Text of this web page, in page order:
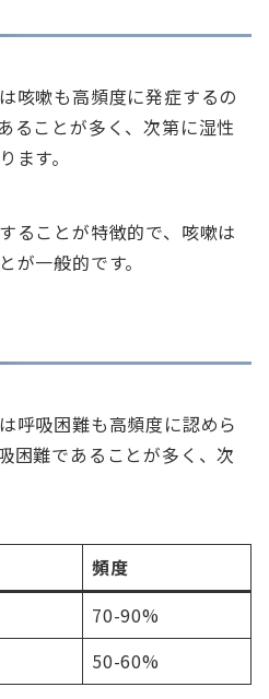
咳嗽も高頻度に発症するの
ることが多く、次第に湿性
ます。
ることが特徴的で、咳嗽は
が一般的です。
呼吸困難も高頻度に認めら
困難であることが多く、次
頻度
70-90%
50-60%